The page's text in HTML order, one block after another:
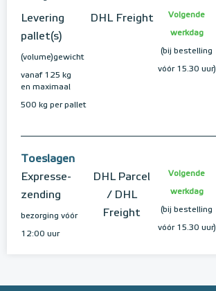
Levering
pallet(s)
(volume)gewicht
vanaf 125 kg
en maximaal
500 kg per pallet
DHL Freight Volgende
werkdag
(bij bestelling
vóór 15.30 uur)
Toeslagen
Expresse-
zending
bezorging vóór
12:00 uur
DHL Parcel
/ DHL
Freight
Volgende
werkdag
(bij bestelling
vóór 15.30 uur)